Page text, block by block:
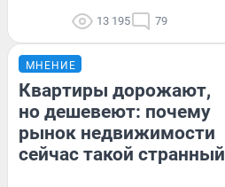
13 195 79
МНЕНИЕ
Квартиры дорожают,
но дешевеют: почему
рынок недвижимости
сейчас такой странный